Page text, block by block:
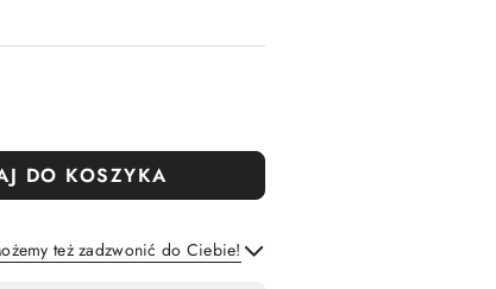
DO KOSZYKA
też zadzwonić do Ciebie!